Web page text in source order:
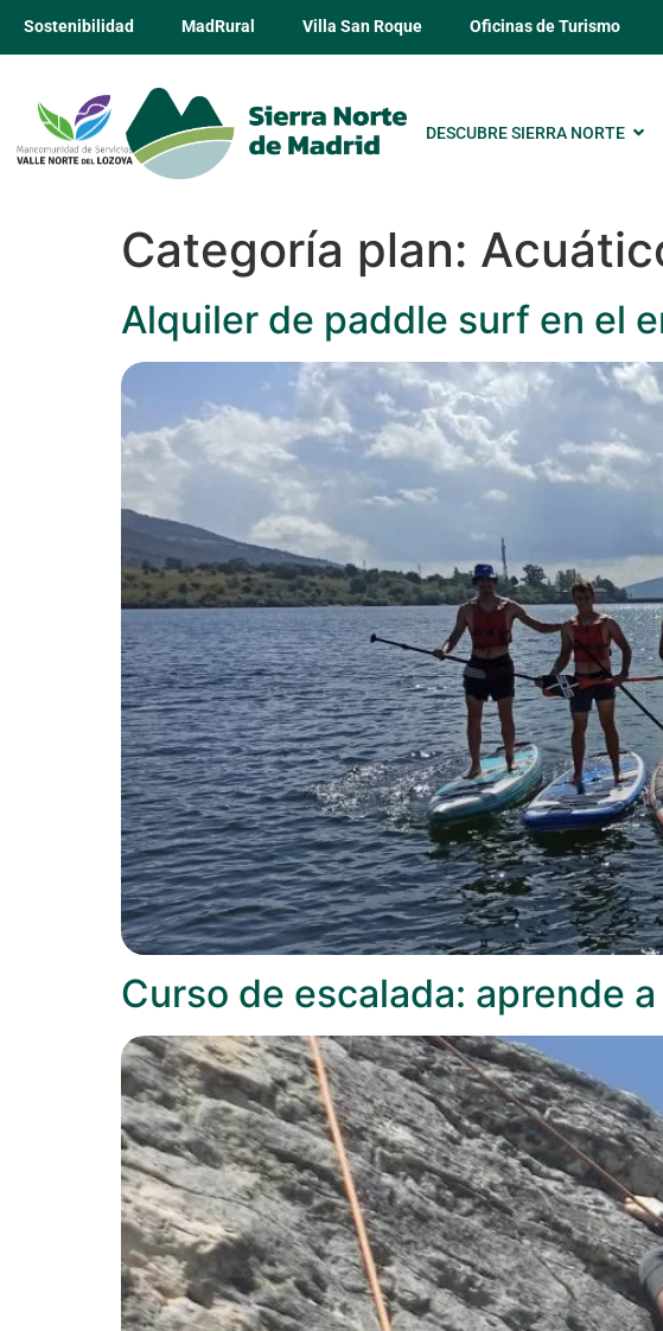
Sostenibilidad MadRural Villa San Roque Oficinas de Turismo
DESCUBRE SIERRA NORTE
Categoría plan:
Alquiler de paddle surf en el
Curso de escalada: aprende